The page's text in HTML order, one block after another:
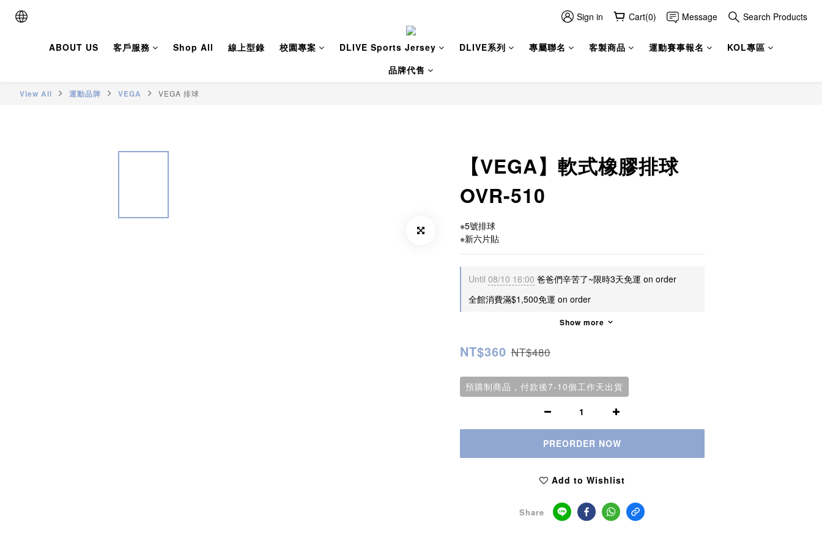
Sign in Cart(0) Message Search Products
ABOUT US 客戶服務 Shop All 線上型錄 校園專案 DLIVE Sports Jersey DLIVE系列 專屬聯名 客製商品 運動賽事報名
KOL專區
品牌代售
View All 運動品牌 VEGA VEGA 排球
【VEGA】軟式橡膠排球
OVR-510
※5號排球
※新六片貼
Until 08/10 16:00 爸爸們辛苦了~限時3天免運 on order
全館消費滿$1,500免運 on order
Show more
NT$360 NT$480
預購制商品，付款後7-10個工作天出貨
PREORDER NOW
Add to Wishlist
Share